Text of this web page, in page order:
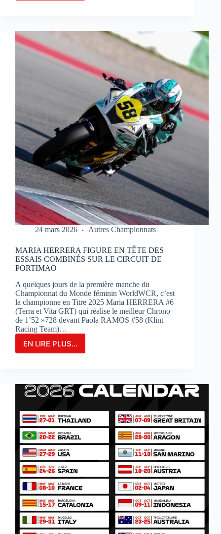
DOMINATION
WSBK
EN
REMPORTANT
PORTIMAO
24 mars 2026 Autres Championnats
MARIA HERRERA FIGURE EN TÊTE DES
ESSAIS COMBINÉS SUR LE CIRCUIT DE
PORTIMAO
A quelques jours de la première manche du
Championnat du Monde féminin WorldWCR, c’est
la championne en Titre 2025 Maria HERRERA #6
(Terra et Vita GRT) qui réalise le meilleur Chrono
de 1’52 »728 devant Paola RAMOS #58 (Klint
Racing Team)…
EN LIRE PLUS...
MARIA
TÊTE
DES
COMBINÉS
SUR
LE
CIRCUIT
DE
PORTIMAO